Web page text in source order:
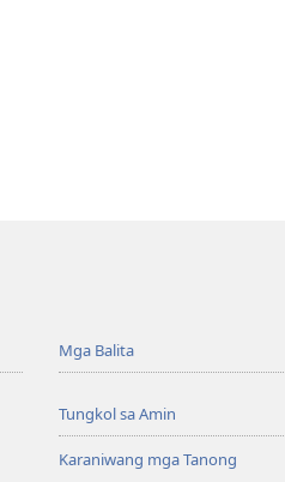
Mga Balita
Tungkol sa Amin
Karaniwang mga Tanong